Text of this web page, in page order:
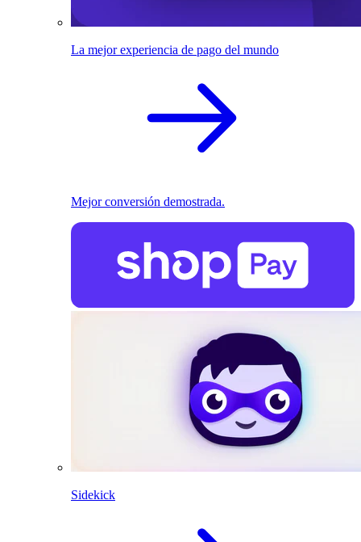
La mejor experiencia de pago del mundo
Mejor conversión demostrada.
Sidekick